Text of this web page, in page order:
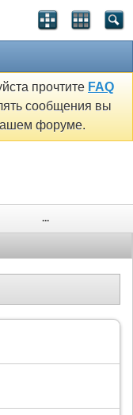
прочтите FAQ
сообщения вы
форуме.
...